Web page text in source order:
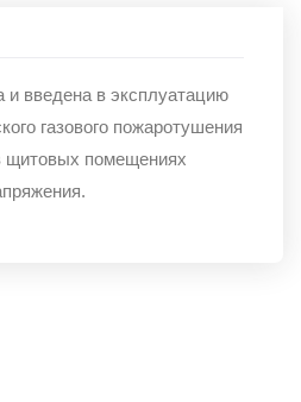
и введена в эксплуатацию
газового пожаротушения
щитовых помещениях